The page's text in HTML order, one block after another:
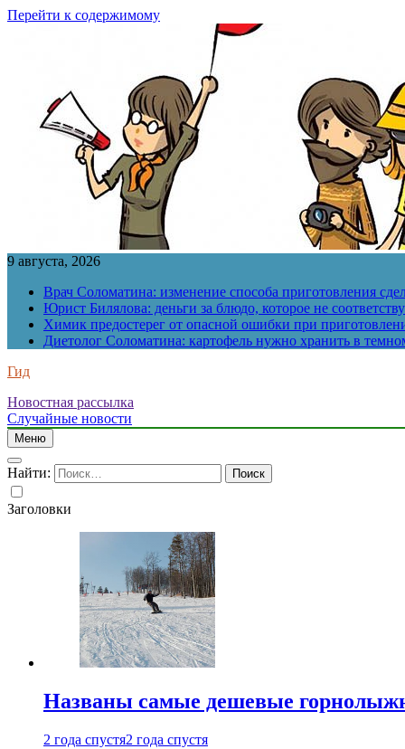
Перейти к содержимому
9 августа, 2026
Врач Соломатина: изменение способа приготовления
Юрист Билялова: деньги за блюдо, которое не
Химик предостерег от опасной ошибки при
Диетолог Соломатина: картофель нужно хранить в
Гид
Новостная рассылка
Случайные новости
Меню
Найти:
Заголовки
Названы самые дешевые
2 года спустя2 года спустя